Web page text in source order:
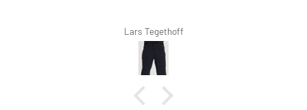
Lars Tegethoff